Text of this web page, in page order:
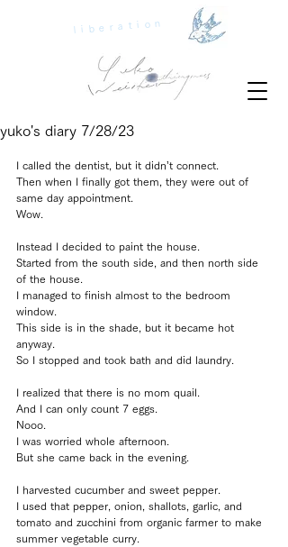
liberation
yuko's diary 7/28/23
I called the dentist, but it didn’t connect.
Then when I finally got them, they were out of
same day appointment.
Wow.
Instead I decided to paint the house.
Started from the south side, and then north side
of the house.
I managed to finish almost to the bedroom
window.
This side is in the shade, but it became hot
anyway.
So I stopped and took bath and did laundry.
I realized that there is no mom quail.
And I can only count 7 eggs.
Nooo.
I was worried whole afternoon.
But she came back in the evening.
I harvested cucumber and sweet pepper.
I used that pepper, onion, shallots, garlic, and
tomato and zucchini from organic farmer to make
summer vegetable curry.